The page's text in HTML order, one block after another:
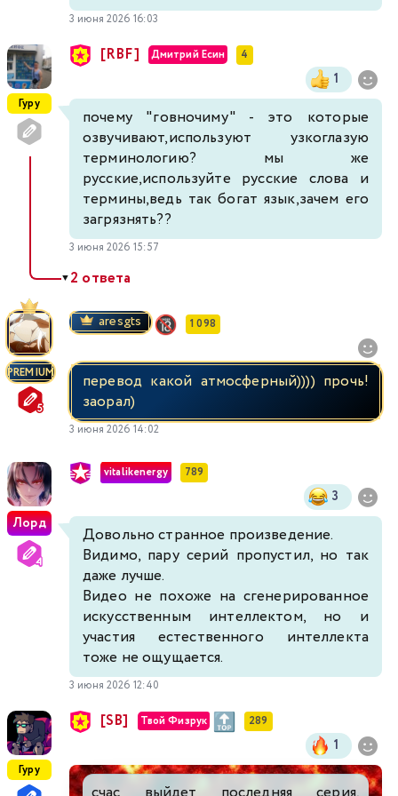
3 июня 2026 16:03
Гуру
[RBF] Дмитрий Есин 4
1
почему "говночиму" - это которые
озвучивают,используют узкоглазую
терминологию? мы же
русские,используйте русские слова и
термины,ведь так богат язык,зачем его
загрязнять??
3 июня 2026 15:57
▼2 ответа
PREMIUM
aresgts 1 098
перевод какой атмосферный)))) прочь!
заорал)
3 июня 2026 14:02
Лорд
vitalikenergy 789
3
Довольно странное произведение.
Видимо, пару серий пропустил, но так
даже лучше.
Видео не похоже на сгенерированное
искусственным интеллектом, но и
участия естественного интеллекта
тоже не ощущается.
3 июня 2026 12:40
Гуру
[SB] Твой Физрук 289
1